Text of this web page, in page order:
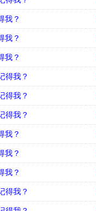
我？
我？
我？
得我？
得我？
得我？
我？
我？
我？
得我？